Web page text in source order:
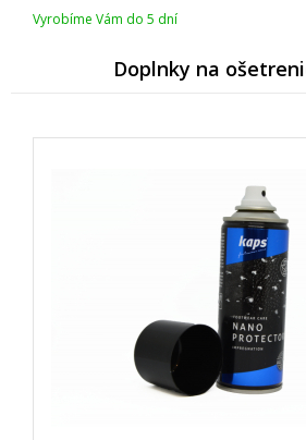
Vyrobíme Vám do 5 dní
Doplnky na